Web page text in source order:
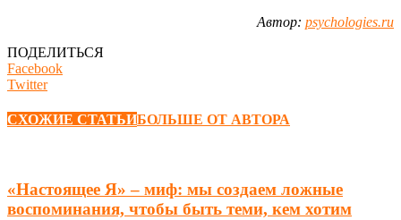
Автор: psychologies.ru
ПОДЕЛИТЬСЯ
Facebook
Twitter
СХОЖИЕ СТАТЬИБОЛЬШЕ ОТ АВТОРА
«Настоящее Я» – миф: мы создаем ложные
воспоминания, чтобы быть теми, кем хотим